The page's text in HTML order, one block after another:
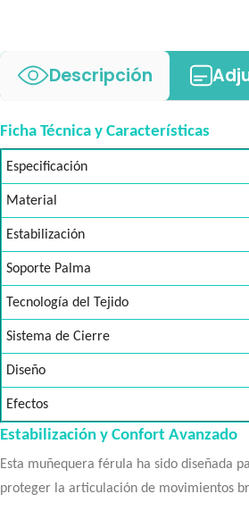
Descripción
Ficha Técnica y Características
Especificación
Material
Estabilización
Soporte Palma
Tecnología del Tejido
Sistema de Cierre
Diseño
Efectos
Estabilización y Confort Avanzado
Esta muñequera férula ha sido diseñada
proteger la articulación de movimientos